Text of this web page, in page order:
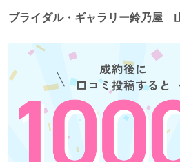
ブライダル・ギャラリー鈴乃屋